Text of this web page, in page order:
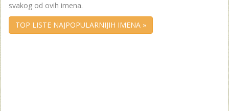
svakog od ovih imena.
TOP LISTE NAJPOPULARNIJIH IMENA »